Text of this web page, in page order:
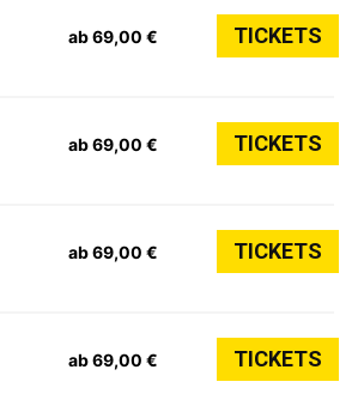
ab 69,00 € TICKETS
ab 69,00 € TICKETS
ab 69,00 € TICKETS
ab 69,00 € TICKETS